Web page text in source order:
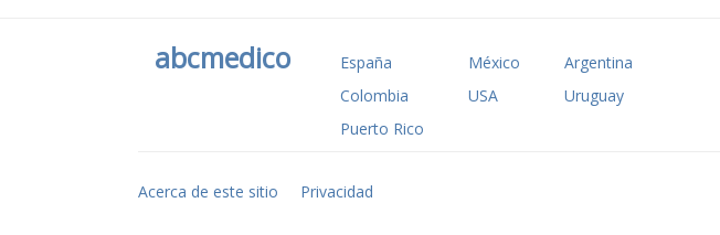
abcmedico España México
Argentina
Colombia
USA
Uruguay
Puerto Rico
Acerca de este sitio Privacidad